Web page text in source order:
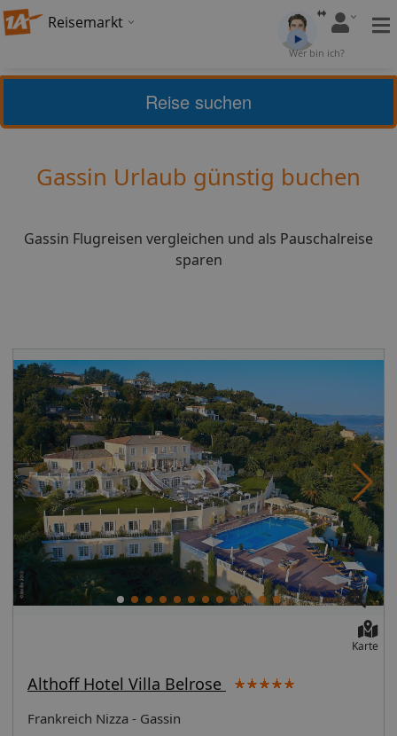
Reisemarkt
Wer bin ich?
Frankreich Gassin
4,18(23) Bewerten
Gassin Urlaub günstig buchen
Gassin Flugreisen vergleichen und als Pauschalreise
sparen
Reise suchen
Karte
Althoff Hotel Villa Belrose
Frankreich Nizza - Gassin